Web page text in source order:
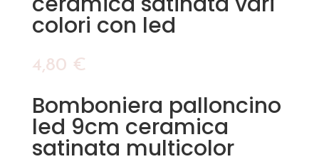
colori con led
4,80 €
Bomboniera palloncino
led 9cm ceramica
satinata multicolor